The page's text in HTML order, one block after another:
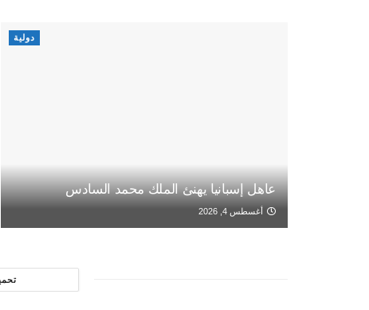
دولية
عاهل إسبانيا يهنئ الملك محمد السادس
أغسطس 4, 2026